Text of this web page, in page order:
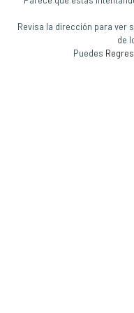
Revisa la dirección para ver
de
Puedes